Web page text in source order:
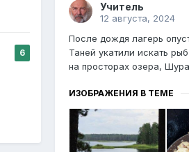
6
Учитель
12 августа, 2024
После дождя лагерь
Таней укатили искать
на просторах озера,
ИЗОБРАЖЕНИЯ В ТЕМЕ